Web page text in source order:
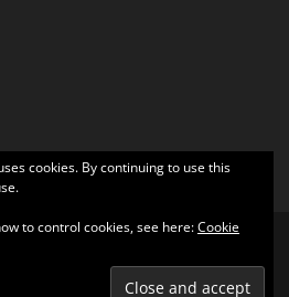
| Υποστηρίζεται από
cookies. By continuing to use this
to control cookies, see here:Cookie